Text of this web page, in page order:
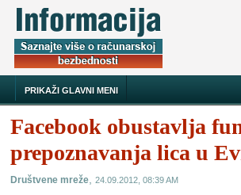
PRIKAŽI GLAVNI MENI
Facebook obustavlja
prepoznavanja lica u
Društvene mreže,24.09.2012, 08:39 AM